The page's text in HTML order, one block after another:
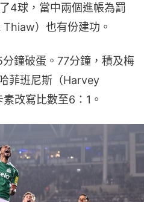
4球，當中兩個進帳為罰
）也有份建功。
鐘破蛋。77分鐘，積及梅
菲班尼斯（Harvey
改寫比數至6：1。